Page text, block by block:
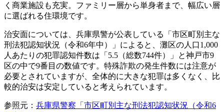
く商業施設も充実。ファミリー層から単身者まで、幅広い層
に選ばれる住環境です。
治安面については、兵庫県警が公表している「市区町別主な
刑法犯認知状況（令和6年中）」によると、灘区の人口1,000
人あたりの犯罪認知件数は「5.5（総数744件）」と神戸市9
区の中で9番目の数値です。特殊詐欺の発生件数には注意が
必要とされていますが、全体的に大きな犯罪は多くなく、比
較的治安は安定していると考えられています。
参照元： 兵庫県警察「市区町別主な刑法犯認知状況（令和6